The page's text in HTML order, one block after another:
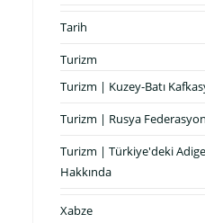
Tarih
Turizm
Turizm | Kuzey-Batı
Turizm | Rusya
Turizm | Türkiye'deki
Hakkında
Xabze